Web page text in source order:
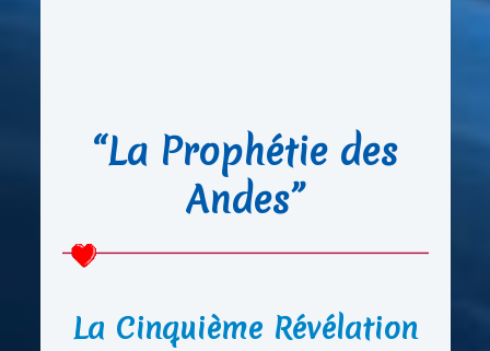
“La Prophétie des
Andes”
La Cinquième Révélation